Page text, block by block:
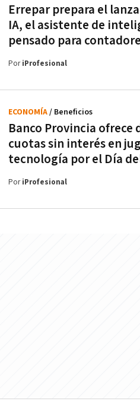
Errepar prepara el
IA, el asistente de
pensado para
PoriProfesional
Banco Provincia ofrece
cuotas sin interés en
tecnología por el Día
ECONOMÍA/ Beneficios
PoriProfesional